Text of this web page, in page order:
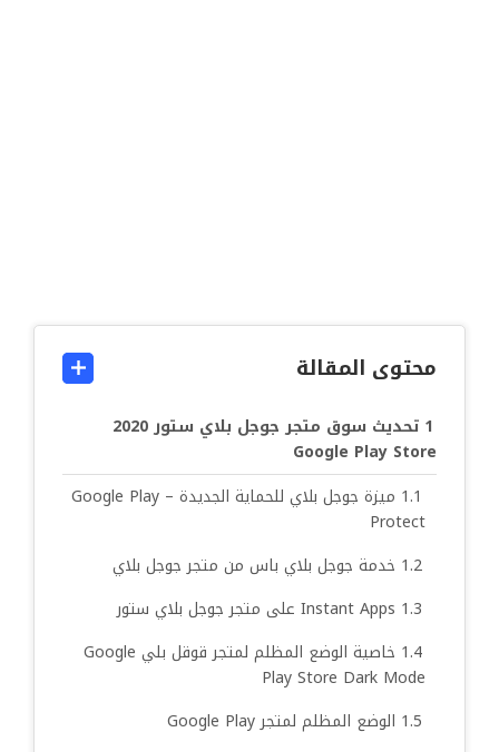
محتوى المقالة
تحديث سوق متجر جوجل بلاي ستور 2020
Google Play Store
ميزة جوجل بلاي للحماية الجديدة – Google Play
Protect
خدمة جوجل بلاي باس من متجر جوجل بلاي
Instant Apps على متجر جوجل بلاي ستور
خاصية الوضع المظلم لمتجر قوقل بلي Google
Play Store Dark Mode
الوضع المظلم لمتجر Google Play